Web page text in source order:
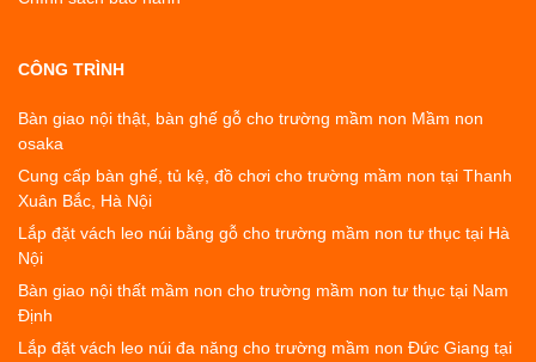
CÔNG TRÌNH
Bàn giao nội thật, bàn ghế gỗ cho trường mầm non Mầm non
osaka
Cung cấp bàn ghế, tủ kệ, đồ chơi cho trường mầm non tại Thanh
Xuân Bắc, Hà Nội
Lắp đặt vách leo núi bằng gỗ cho trường mầm non tư thục tại Hà
Nội
Bàn giao nội thất mầm non cho trường mầm non tư thục tại Nam
Định
Lắp đặt vách leo núi đa năng cho trường mầm non Đức Giang tại